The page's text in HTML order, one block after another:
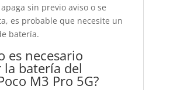
sin previo aviso o se
es probable que necesite un
batería.
es necesario
la batería del
M3 Pro 5G?